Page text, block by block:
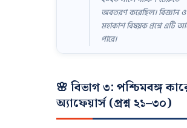
অবতরণ করেছিল। বিজ্ঞান ও
মহাকাশ বিষয়ক প্রশ্নে এটি
পারে।
🌸 বিভাগ ৩: পশ্চিমবঙ্গ
অ্যাফেয়ার্স (প্রশ্ন ২১–৩০)